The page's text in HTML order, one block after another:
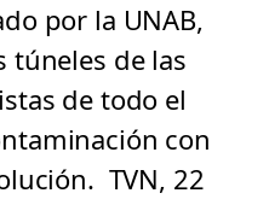
por la UNAB,
túneles de las
de todo el
con
TVN, 22